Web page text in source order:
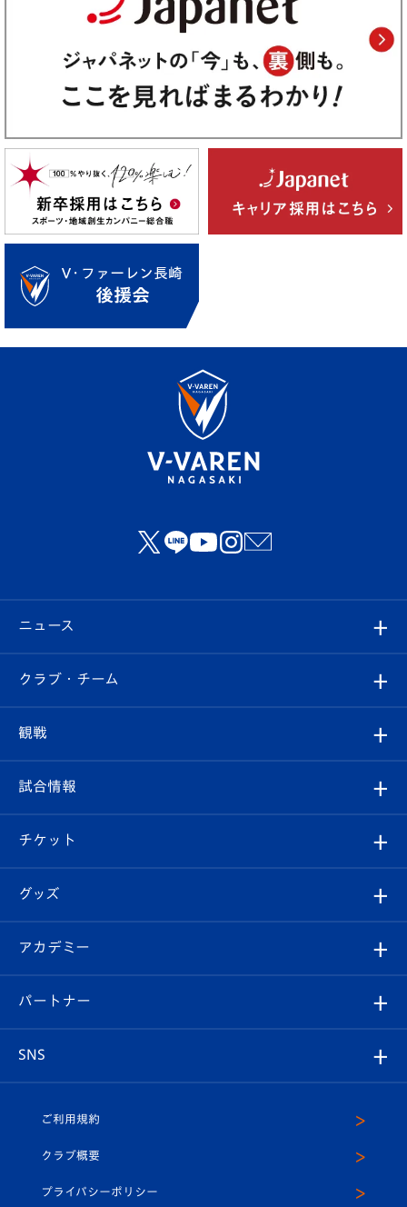
ニュース
すべて
クラブ
試合情報
チケット
イベント
メディア
ホームタウン
クラブ・チーム
クラブ概要
エンブレム紹介
スタッフプロフィール
マスコット紹介
観戦
観戦ルール
はじめての観戦ガイド
Revive Team
ヴィヴィくんの長崎おもてなしガイド
試合情報
試合日程/結果
フォトギャラリー
スタジアムグルメ
チケット
チケット
V-LOVERS（ファンクラブ）
プレイヤーズスイート
グッズ
オンラインショップ
店舗情報
アカデミー
育成からのお知らせ
U-18
パートナー
SNS
ヴィヴィくんインスタグラム
公式LINE＠
ご利用規約
クラブ概要
プライバシーポリシー